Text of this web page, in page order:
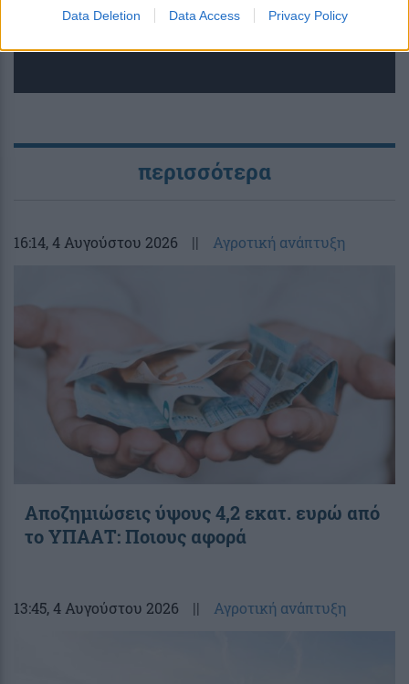
Data Deletion Data Access Privacy Policy
περισσότερα
16:14, 4 Αυγούστου 2026 || Αγροτική ανάπτυξη
Αποζημιώσεις ύψους 4,2 εκατ. ευρώ από
το ΥΠΑΑΤ: Ποιους αφορά
13:45, 4 Αυγούστου 2026 || Αγροτική ανάπτυξη